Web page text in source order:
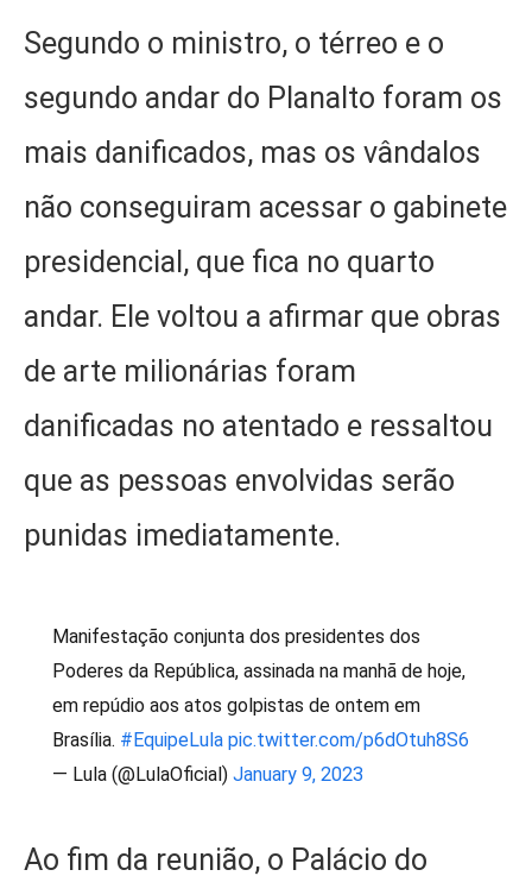
Segundo o ministro, o térreo e o
segundo andar do Planalto foram os
mais danificados, mas os vândalos
não conseguiram acessar o gabinete
presidencial, que fica no quarto
andar. Ele voltou a afirmar que obras
de arte milionárias foram
danificadas no atentado e ressaltou
que as pessoas envolvidas serão
punidas imediatamente.
Manifestação conjunta dos presidentes dos
Poderes da República, assinada na manhã de hoje,
em repúdio aos atos golpistas de ontem em
Brasília. #EquipeLula pic.twitter.com/p6dOtuh8S6
— Lula (@LulaOficial)January 9, 2023
Ao fim da reunião, o Palácio do